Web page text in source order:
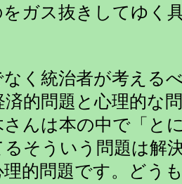
ガス抜きしてゆく
く統治者が考える
的問題と心理的な
んは本の中で「と
そういう問題は解
的問題です。どう